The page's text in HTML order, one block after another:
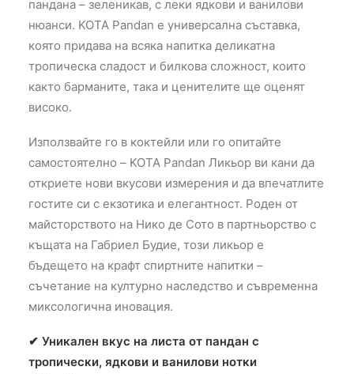
пандана – зеленикав, с леки ядкови и ванилови
нюанси. KOTA Pandan е универсална съставка,
която придава на всяка напитка деликатна
тропическа сладост и билкова сложност, които
както барманите, така и ценителите ще оценят
високо.
Използвайте го в коктейли или го опитайте
самостоятелно – KOTA Pandan Ликьор ви кани да
откриете нови вкусови измерения и да впечатлите
гостите си с екзотика и елегантност. Роден от
майсторството на Нико де Сото в партньорство с
къщата на Габриел Будие, този ликьор е
бъдещето на крафт спиртните напитки –
съчетание на културно наследство и съвременна
миксологична иновация.
✔ Уникален вкус на листа от пандан с
тропически, ядкови и ванилови нотки